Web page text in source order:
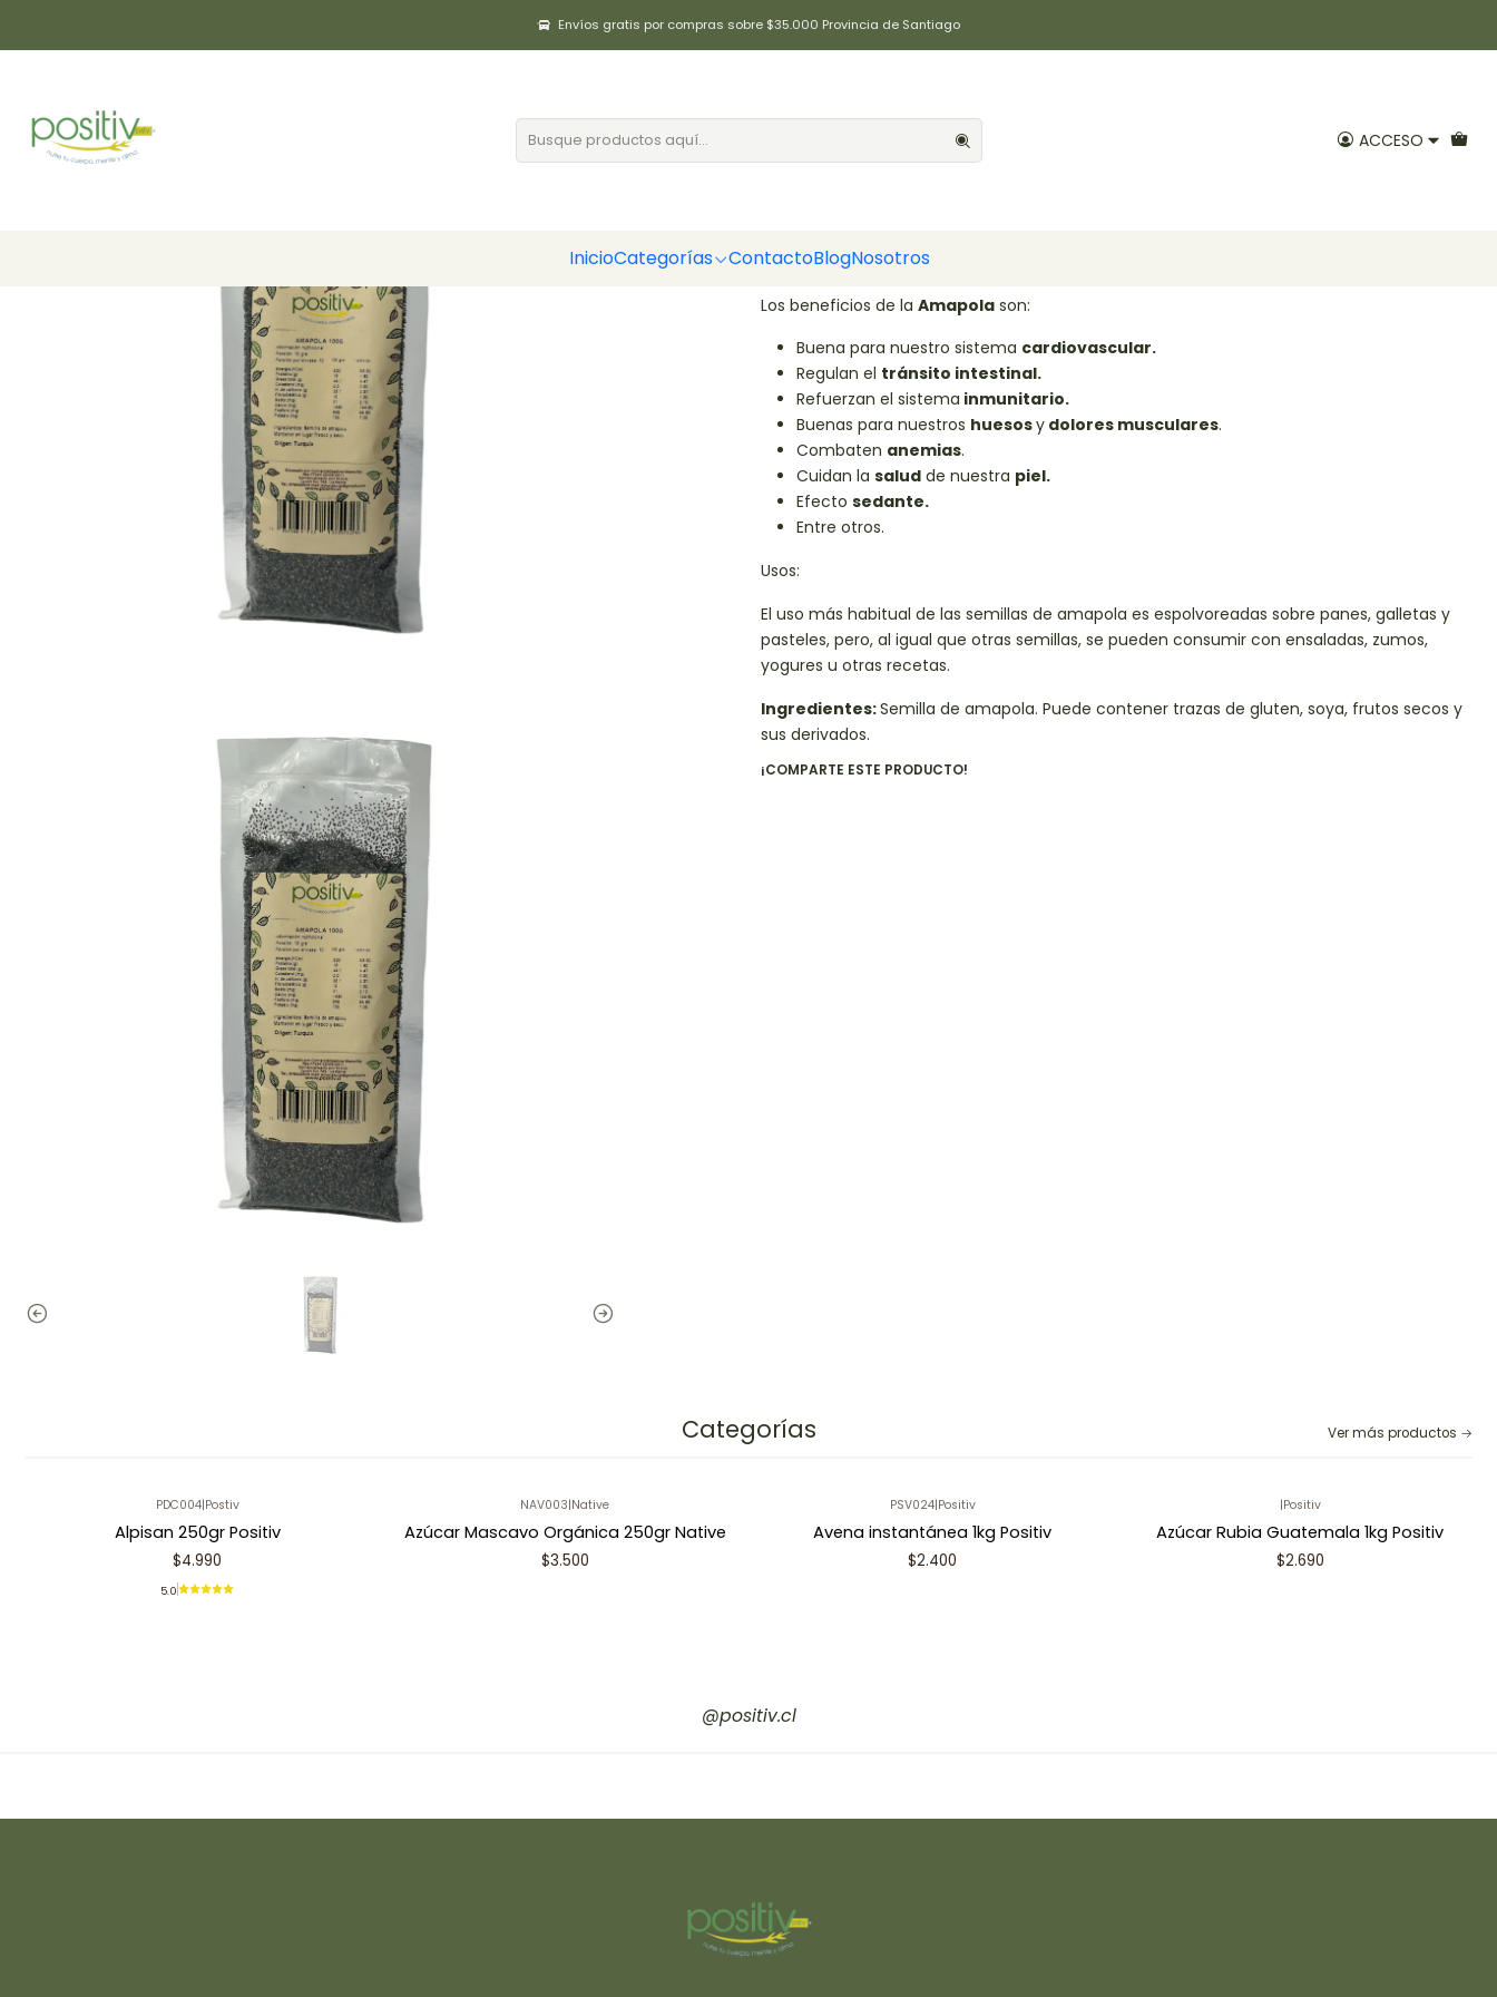
ACCESO
InicioCategorías ContactoBlogNosotros
Envíos gratis por compras sobre $35.000 Provincia de Santiago
Inicio Cereales / Semillas Semilla de amapola 100gr Positiv
DESCRIPCIÓN
Los beneficios de la Amapolason:
Buena para nuestro sistema cardiovascular.
Regulan el tránsito intestinal.
Refuerzan el sistema inmunitario.
Buenas para nuestros huesosydolores musculares.
Combaten anemias.
Cuidan la saludde nuestra piel.
Efecto sedante.
Entre otros.
Usos:
El uso más habitual de las semillas de amapola es espolvoreadas sobre panes, galletas y
pasteles, pero, al igual que otras semillas, se pueden consumir con ensaladas, zumos,
yogures u otras recetas.
Ingredientes:Semilla de amapola. Puede contener trazas de gluten, soya, frutos secos y
sus derivados.
¡COMPARTE ESTE PRODUCTO!
Categorías Ver más productos
PDC004|Postiv
Alpisan 250gr Positiv
$4.990
5.0
NAV003|Native
Azúcar Mascavo Orgánica 250gr Native
$3.500
PSV024|Positiv
Avena instantánea 1kg Positiv
$2.400
|Positiv
Azúcar Rubia Guatemala 1kg Positiv
$2.690
@positiv.cl